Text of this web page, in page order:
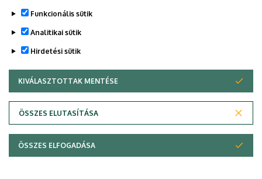
Adatvédelem
Copyright © 2026 Unideb
Funkcionális sütik
Analitikai sütik
Hirdetési sütik
KIVÁLASZTOTTAK MENTÉSE
ÖSSZES ELUTASÍTÁSA
WITHDRAW CONSENT
ÖSSZES ELFOGADÁSA